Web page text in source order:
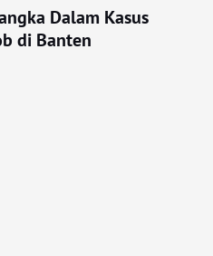
Dalam Kasus
di Banten